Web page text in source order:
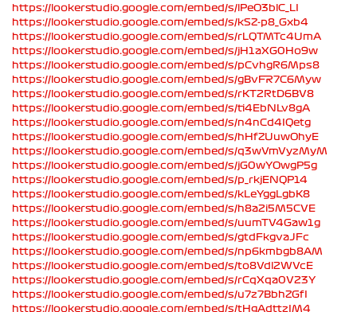
https://lookerstudio.google.com/embed/s/lPeO3blC_LI
https://lookerstudio.google.com/embed/s/kSZ-p8_Gxb4
https://lookerstudio.google.com/embed/s/rLQTMTc4UmA
https://lookerstudio.google.com/embed/s/jH1aXG0Ho9w
https://lookerstudio.google.com/embed/s/pCvhgR6Mps8
https://lookerstudio.google.com/embed/s/gBvFR7C6Myw
https://lookerstudio.google.com/embed/s/rKT2RtD6BV8
https://lookerstudio.google.com/embed/s/ti4EbNLv8gA
https://lookerstudio.google.com/embed/s/n4nCd4IQetg
https://lookerstudio.google.com/embed/s/hHfZUuwOhyE
https://lookerstudio.google.com/embed/s/q3wVmVyzMyM
https://lookerstudio.google.com/embed/s/jG0wYOwgP5g
https://lookerstudio.google.com/embed/s/p_rkjENQP14
https://lookerstudio.google.com/embed/s/kLeYggLgbK8
https://lookerstudio.google.com/embed/s/h8a2i5M5CVE
https://lookerstudio.google.com/embed/s/uumTV4Gaw1g
https://lookerstudio.google.com/embed/s/gtdFkgvaJFc
https://lookerstudio.google.com/embed/s/np6kmbgb8AM
https://lookerstudio.google.com/embed/s/to8Vdl2WVcE
https://lookerstudio.google.com/embed/s/rCqXqa0V23Y
https://lookerstudio.google.com/embed/s/u7z7BbhZGfI
https://lookerstudio.google.com/embed/s/tHgAdttzIM4